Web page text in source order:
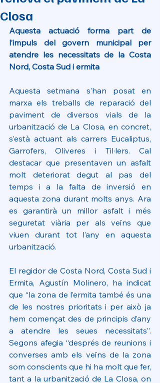
Closa
Aquesta actuació forma part de
l’impuls del govern municipal per
atendre les necessitats de la Costa
Nord, Costa Sud i ermita
Aquesta setmana s’han posat en
marxa els treballs de reparació del
paviment de diversos vials de la
urbanització de La Closa, en concret,
s’està actuant als carrers Eucaliptus,
Garrofers, Oliveres i Til·lers. Cal
destacar que presentaven un asfalt
molt deteriorat degut al pas del
temps i a la falta de inversió en
aquesta zona durant molts anys. Ara
es garantirà un millor asfalt i més
seguretat viària per als veïns que
viuen durant tot l’any en aquesta
urbanització.
El regidor de Costa Nord, Costa Sud i
Ermita, Agustín Molinero, ha indicat
que “la zona de l’ermita també és una
de les nostres prioritats i per això ja
hem començat des de principis d’any
a atendre les seues necessitats”.
Segons afegia “després de reunions i
converses amb els veïns de la zona
som conscients que hi ha molt que fer,
tant a la urbanització de La Closa, on